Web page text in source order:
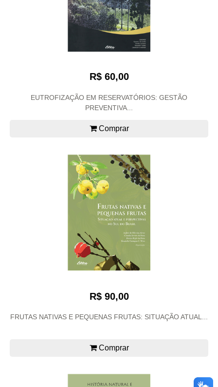
R$ 60,00
EUTROFIZAÇÃO EM RESERVATÓRIOS: GESTÃO
PREVENTIVA...
Comprar
R$ 90,00
FRUTAS NATIVAS E PEQUENAS FRUTAS: SITUAÇÃO ATUAL...
Comprar